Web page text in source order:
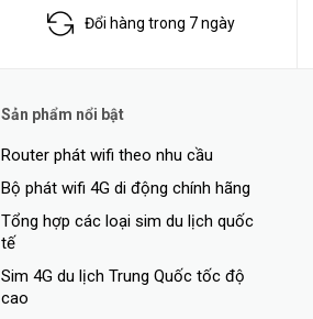
Đổi hàng trong 7 ngày
Sản phẩm nổi bật
Router phát wifi theo nhu cầu
Bộ phát wifi 4G di động chính hãng
Tổng hợp các loại sim du lịch quốc
tế
Sim 4G du lịch Trung Quốc tốc độ
cao